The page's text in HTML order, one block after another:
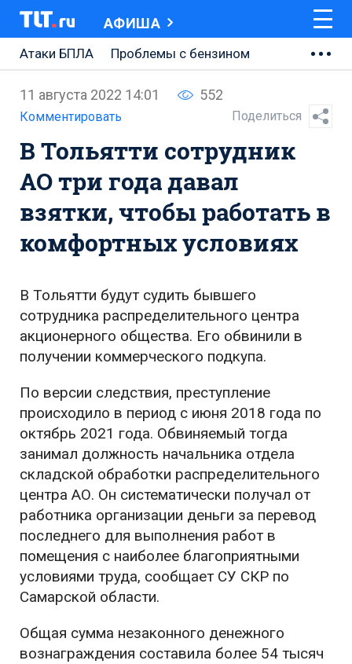
АФИША
Атаки БПЛА
Проблемы с бензином
Ремонт Центральной площади
Ремонт Обводного шоссе
Набережная Тольятти
Неделя Тольятти
11 августа 2022 14:01 552
Комментировать Поделиться
В Тольятти сотрудник
АО три года давал
взятки, чтобы работать в
комфортных условиях
В Тольятти будут судить бывшего
сотрудника распределительного центра
акционерного общества. Его обвинили в
получении коммерческого подкупа.
По версии следствия, преступление
происходило в период с июня 2018 года по
октябрь 2021 года. Обвиняемый тогда
занимал должность начальника отдела
складской обработки распределительного
центра АО. Он систематически получал от
работника организации деньги за перевод
последнего для выполнения работ в
помещения с наиболее благоприятными
условиями труда, сообщает СУ СКР по
Самарской области.
Общая сумма незаконного денежного
вознаграждения составила более 54 тысяч